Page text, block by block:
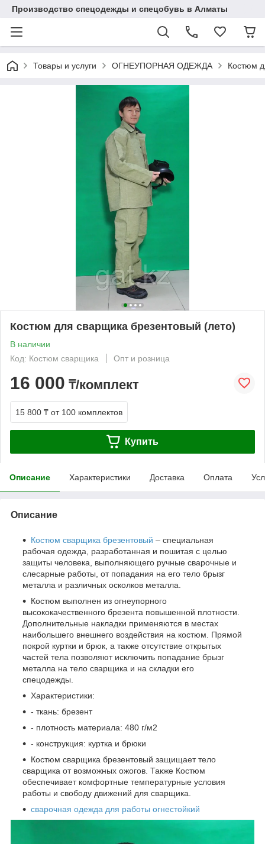
Производство спецодежды и спецобувь в Алматы
Товары и услуги ОГНЕУПОРНАЯ ОДЕЖДА Костюм
Костюм для сварщика брезентовый (лето)
В наличии
Код: Костюм сварщика
Опт и розница
16 000 ₸/комплект
15 800 ₸ от 100 комплектов
Купить
Описание Характеристики Доставка Оплата
Описание
Костюм сварщика брезентовый – специальная
рабочая одежда, разработанная и пошитая с целью
защиты человека, выполняющего ручные сварочные и
слесарные работы, от попадания на его тело брызг
металла и различных осколков металла.
Костюм выполнен из огнеупорного
высококачественного брезента повышенной плотности.
Дополнительные накладки применяются в местах
наибольшего внешнего воздействия на костюм. Прямой
покрой куртки и брюк, а также отсутствие открытых
частей тела позволяют исключить попадание брызг
металла на тело сварщика и на складки его
спецодежды.
Характеристики:
- ткань: брезент
- плотность материала: 480 г/м2
- конструкция: куртка и брюки
Костюм сварщика брезентовый защищает тело
сварщика от возможных ожогов. Также Костюм
обеспечивает комфортные температурные условия
работы и свободу движений для сварщика.
сварочная одежда для работы огнестойкий